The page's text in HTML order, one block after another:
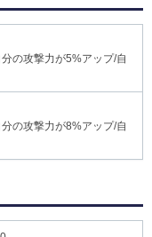
の攻撃力が5%アップ/自
の攻撃力が8%アップ/自